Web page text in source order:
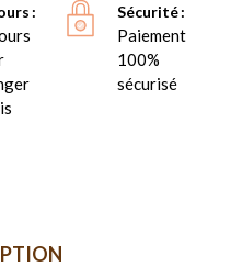
Sécurité
Paiement
100%
sécurisé